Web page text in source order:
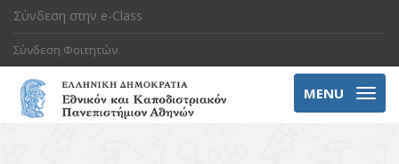
Σύνδεση στην e-Class
Σύνδεση Φοιτητών
MENU